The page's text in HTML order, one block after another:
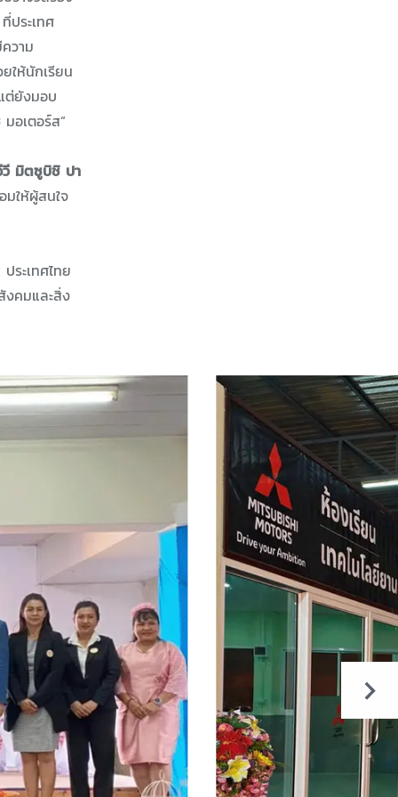
ประเทศ
วาม
ให้นักเรียน
ต่ยังมอบ
อเตอร์ส”
วี มิตซูบิชิ ปา
ให้ผู้สนใจ
ระเทศไทย
คมและสิ่ง